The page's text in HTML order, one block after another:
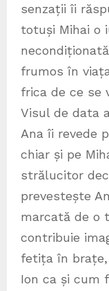
senzații îi
totuși Mihai o
frumos în
frica de ce se
Visul de data
Ana îi revede
chiar și pe
strălucitor
prevestește
marcată de o
contribuie
fetița în
Ion ca și cum